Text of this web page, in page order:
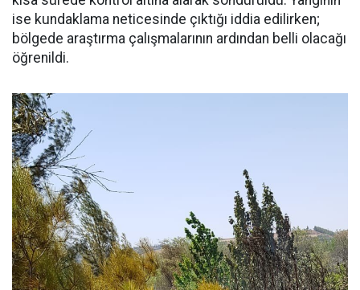
ise kundaklama neticesinde çıktığı iddia edilirken;
bölgede araştırma çalışmalarının ardından belli olacağı
öğrenildi.